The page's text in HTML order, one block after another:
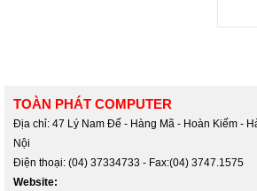
TOÀN PHÁT COMPUTER
Địa chỉ: 47 Lý Nam Đế - Hàng Mã - Hoàn Kiếm -
Nội
Điện thoại: (04) 37334733 - Fax:(04) 3747.1575
Website: